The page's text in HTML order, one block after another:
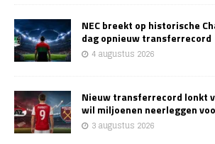
NEC breekt op historische
dag opnieuw transferrecord
4 augustus 2026
Nieuw transferrecord lonkt
wil miljoenen neerleggen
3 augustus 2026